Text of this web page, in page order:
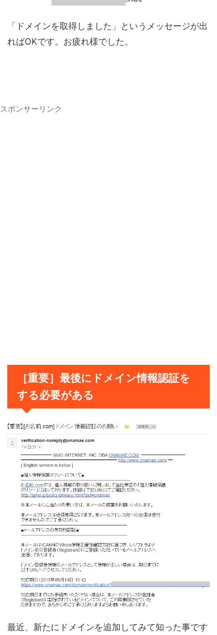
「ドメインを取得しました」というメッセージが出
ればOKです。お疲れ様でした。
スポンサーリンク
［重要］最後にドメイン情報認証を
する必要がある
最近、新たにドメインを追加してみて知った事です